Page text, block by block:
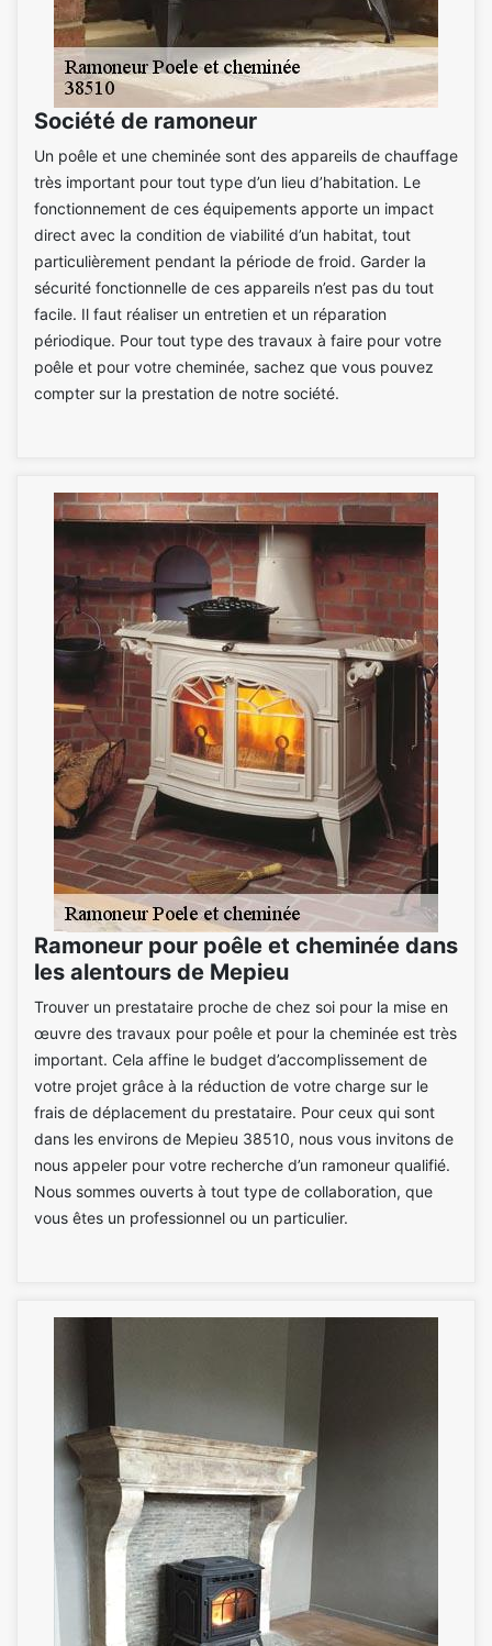
Société de ramoneur
Un poêle et une cheminée sont des appareils de chauffage
très important pour tout type d’un lieu d’habitation. Le
fonctionnement de ces équipements apporte un impact
direct avec la condition de viabilité d’un habitat, tout
particulièrement pendant la période de froid. Garder la
sécurité fonctionnelle de ces appareils n’est pas du tout
facile. Il faut réaliser un entretien et un réparation
périodique. Pour tout type des travaux à faire pour votre
poêle et pour votre cheminée, sachez que vous pouvez
compter sur la prestation de notre société.
Ramoneur pour poêle et cheminée dans
les alentours de Mepieu
Trouver un prestataire proche de chez soi pour la mise en
œuvre des travaux pour poêle et pour la cheminée est très
important. Cela affine le budget d’accomplissement de
votre projet grâce à la réduction de votre charge sur le
frais de déplacement du prestataire. Pour ceux qui sont
dans les environs de Mepieu 38510, nous vous invitons de
nous appeler pour votre recherche d’un ramoneur qualifié.
Nous sommes ouverts à tout type de collaboration, que
vous êtes un professionnel ou un particulier.